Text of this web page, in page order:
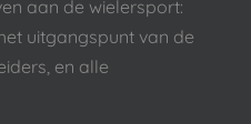
aan de wielersport:
uitgangspunt van de
en alle